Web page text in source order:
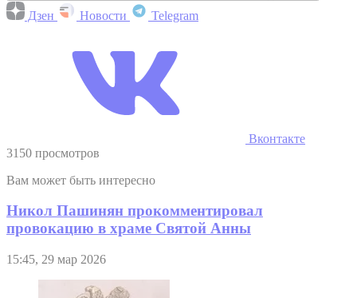
Дзен Новости Telegram
Вконтакте
3150 просмотров
Вам может быть интересно
Никол Пашинян прокомментировал
провокацию в храме Святой Анны
15:45, 29 мар 2026